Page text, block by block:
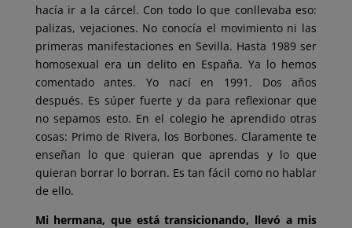
hacía ir a la cárcel. Con todo lo que conllevaba eso:
palizas, vejaciones. No conocía el movimiento ni las
primeras manifestaciones en Sevilla. Hasta 1989 ser
homosexual era un delito en España. Ya lo hemos
comentado antes. Yo nací en 1991. Dos años
después. Es súper fuerte y da para reflexionar que
no sepamos esto. En el colegio he aprendido otras
cosas: Primo de Rivera, los Borbones. Claramente te
enseñan lo que quieran que aprendas y lo que
quieran borrar lo borran. Es tan fácil como no hablar
de ello.
Mi hermana, que está transicionando, llevó a mis